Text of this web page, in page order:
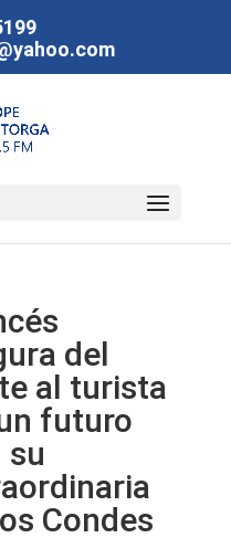
del
al turista
futuro
su
Condes